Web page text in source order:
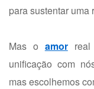
para sustentar uma
Mas o amorreal
unificação com
mas escolhemos